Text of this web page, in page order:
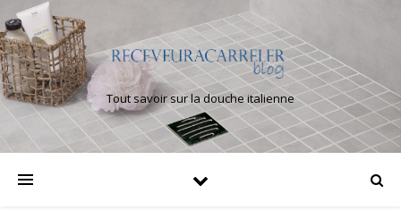
Tout savoir sur la douche italienne